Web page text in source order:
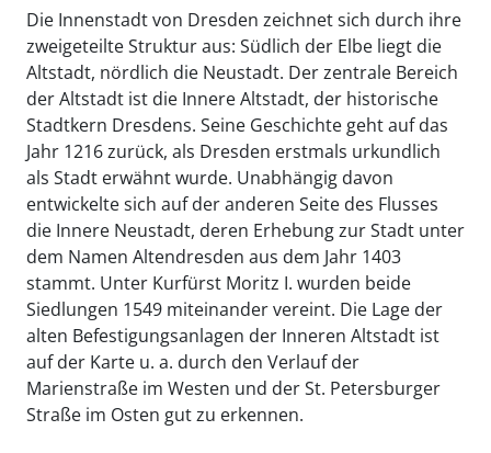
Die Innenstadt von Dresden zeichnet sich durch ihre
zweigeteilte Struktur aus: Südlich der Elbe liegt die
Altstadt, nördlich die Neustadt. Der zentrale Bereich
der Altstadt ist die Innere Altstadt, der historische
Stadtkern Dresdens. Seine Geschichte geht auf das
Jahr 1216 zurück, als Dresden erstmals urkundlich
als Stadt erwähnt wurde. Unabhängig davon
entwickelte sich auf der anderen Seite des Flusses
die Innere Neustadt, deren Erhebung zur Stadt unter
dem Namen Altendresden aus dem Jahr 1403
stammt. Unter Kurfürst Moritz I. wurden beide
Siedlungen 1549 miteinander vereint. Die Lage der
alten Befestigungsanlagen der Inneren Altstadt ist
auf der Karte u. a. durch den Verlauf der
Marienstraße im Westen und der St. Petersburger
Straße im Osten gut zu erkennen.